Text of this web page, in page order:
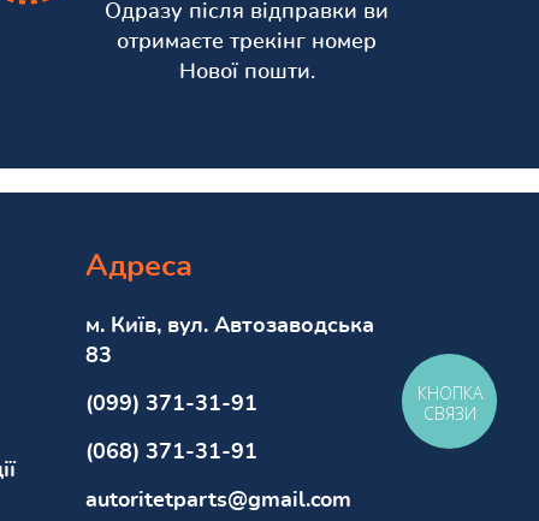
Одразу після відправки ви
отримаєте трекінг номер
Нової пошти.
Адреса
м. Київ, вул. Автозаводська
83
(099) 371-31-91
(068) 371-31-91
autoritetparts@gmail.com
КНОПКА
СВЯЗИ